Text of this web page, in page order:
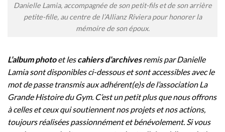
Danielle Lamia, accompagnée de son petit-fils et de son arrière
petite-fille, au centre de l’Allianz Riviera pour honorer la
mémoire de son époux.
L’album photoet lescahiers d’archivesremis par Danielle
Lamia sont disponibles ci-dessous et sont accessibles avec le
mot de passe transmis aux adhérent(e)s de l’association La
Grande Histoire du Gym. C’est un petit plus que nous offrons
à celles et ceux qui soutiennent nos projets et nos actions,
toujours réalisées passionnément et bénévolement. Si vous